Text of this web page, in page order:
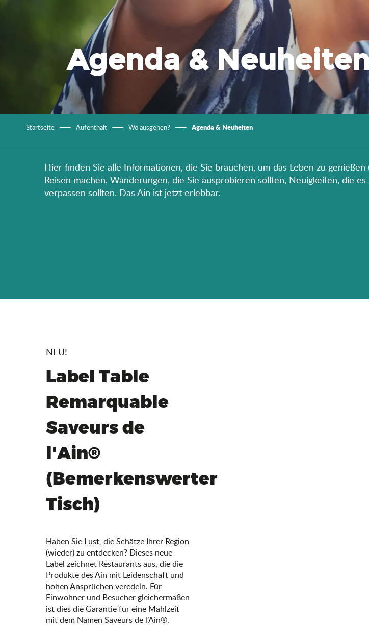
Agenda &
Startseite Aufenthalt Wo ausgehen? Agenda & Neuheiten
Hier finden Sie alle Informationen, die Sie brauchen, um das Leben zu
Reisen machen, Wanderungen, die Sie ausprobieren sollten, Neuigkeiten, die
verpassen sollten. Das Ain ist jetzt erlebbar.
NEU!
Label Table
Remarquable
Saveurs de
l'Ain®
(Bemerkenswerter
Tisch)
Haben Sie Lust, die Schätze Ihrer Region
(wieder) zu entdecken? Dieses neue
Label zeichnet Restaurants aus, die die
Produkte des Ain mit Leidenschaft und
hohen Ansprüchen veredeln. Für
Einwohner und Besucher gleichermaßen
ist dies die Garantie für eine Mahlzeit
mit dem Namen Saveurs de l’Ain®.